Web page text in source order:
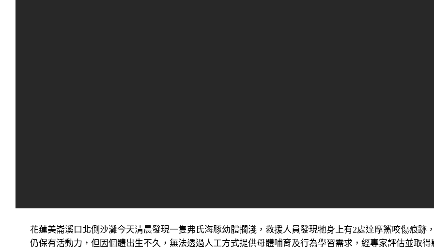
花蓮美崙溪口北側沙灘今天清晨發現一隻弗氏海豚幼體擱淺，救援人員發現牠身上有2處達摩鯊咬傷痕跡
仍保有活動力，但因個體出生不久，無法透過人工方式提供母體哺育及行為學習需求，經專家評估並取得